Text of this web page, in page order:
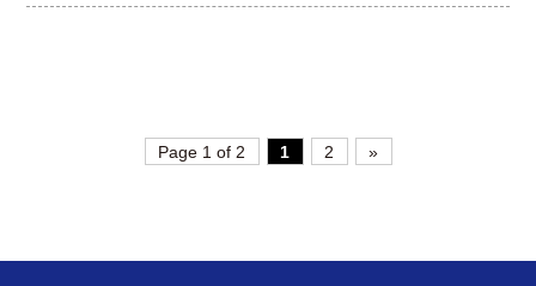
Page 1 of 2 1 2 »